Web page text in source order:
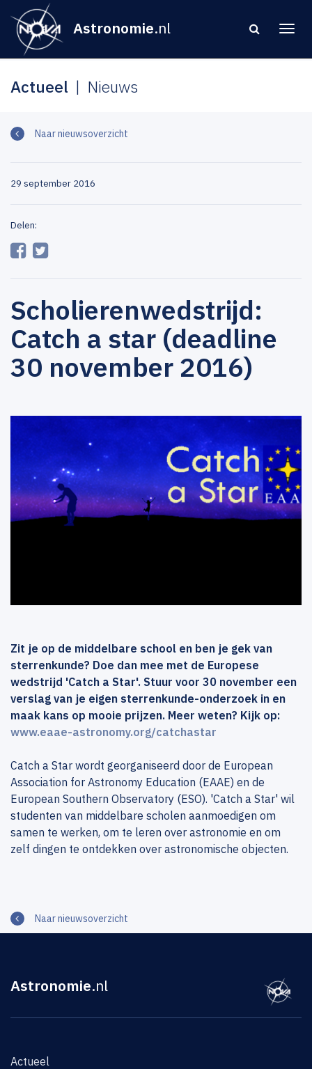
Astronomie.nl
Actueel Nieuws
Naar nieuwsoverzicht
29 september 2016
Delen:
Scholierenwedstrijd:
Catch a star (deadline
30 november 2016)
Zit je op de middelbare school en ben je gek van
sterrenkunde? Doe dan mee met de Europese
wedstrijd 'Catch a Star'. Stuur voor 30 november een
verslag van je eigen sterrenkunde-onderzoek in en
maak kans op mooie prijzen. Meer weten? Kijk op:
www.eaae-astronomy.org/catchastar
Catch a Star wordt georganiseerd door de European
Association for Astronomy Education (EAAE) en de
European Southern Observatory (ESO). 'Catch a Star' wil
studenten van middelbare scholen aanmoedigen om
samen te werken, om te leren over astronomie en om
zelf dingen te ontdekken over astronomische objecten.
Naar nieuwsoverzicht
Astronomie.nl
Actueel